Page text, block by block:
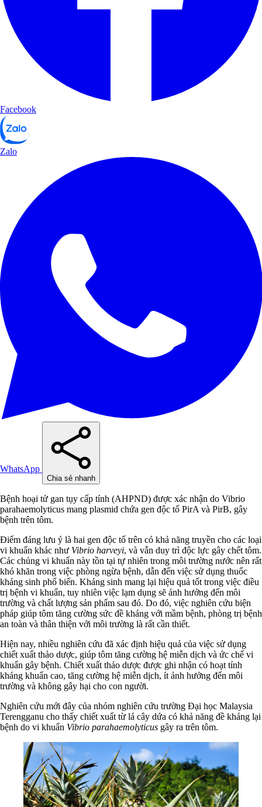
Facebook
Zalo
WhatsApp
Chia sẻ nhanh
Bệnh hoại tử gan tụy cấp tính (AHPND) được xác nhận do Vibrio
parahaemolyticus mang plasmid chứa gen độc tố PirA và PirB, gây
bệnh trên tôm.
Điểm đáng lưu ý là hai gen độc tố trên có khả năng truyền cho các loại
vi khuẩn khác như Vibrio harveyi, và vẫn duy trì độc lực gây chết tôm.
Các chủng vi khuẩn này tồn tại tự nhiên trong môi trường nước nên rất
khó khăn trong việc phòng ngừa bệnh, dẫn đến việc sử dụng thuốc
kháng sinh phổ biến. Kháng sinh mang lại hiệu quả tốt trong việc điều
trị bệnh vi khuẩn, tuy nhiên việc lạm dụng sẽ ảnh hưởng đến môi
trường và chất lượng sản phẩm sau đó. Do đó, việc nghiên cứu biện
pháp giúp tôm tăng cường sức đề kháng với mầm bệnh, phòng trị bệnh
an toàn và thân thiện với môi trường là rất cần thiết.
Hiện nay, nhiều nghiên cứu đã xác định hiệu quả của việc sử dụng
chiết xuất thảo dược, giúp tôm tăng cường hệ miễn dịch và ức chế vi
khuẩn gây bệnh. Chiết xuất thảo dược được ghi nhận có hoạt tính
kháng khuẩn cao, tăng cường hệ miễn dịch, ít ảnh hưởng đến môi
trường và không gây hại cho con người.
Nghiên cứu mới đây của nhóm nghiên cứu trường Đại học Malaysia
Terengganu cho thấy chiết xuất từ lá cây dứa có khả năng đề kháng lại
bệnh do vi khuẩn Vibrio parahaemolyticus gây ra trên tôm.